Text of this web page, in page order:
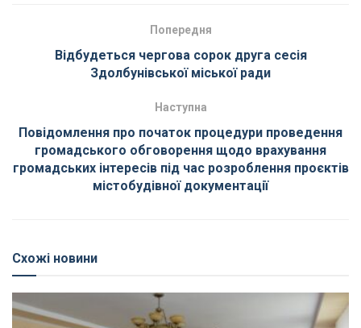
Попередня
Відбудеться чергова сорок друга сесія
Здолбунівської міської ради
Наступна
Повідомлення про початок процедури проведення
громадського обговорення щодо врахування
громадських інтересів під час розроблення проєктів
містобудівної документації
Схожі новини